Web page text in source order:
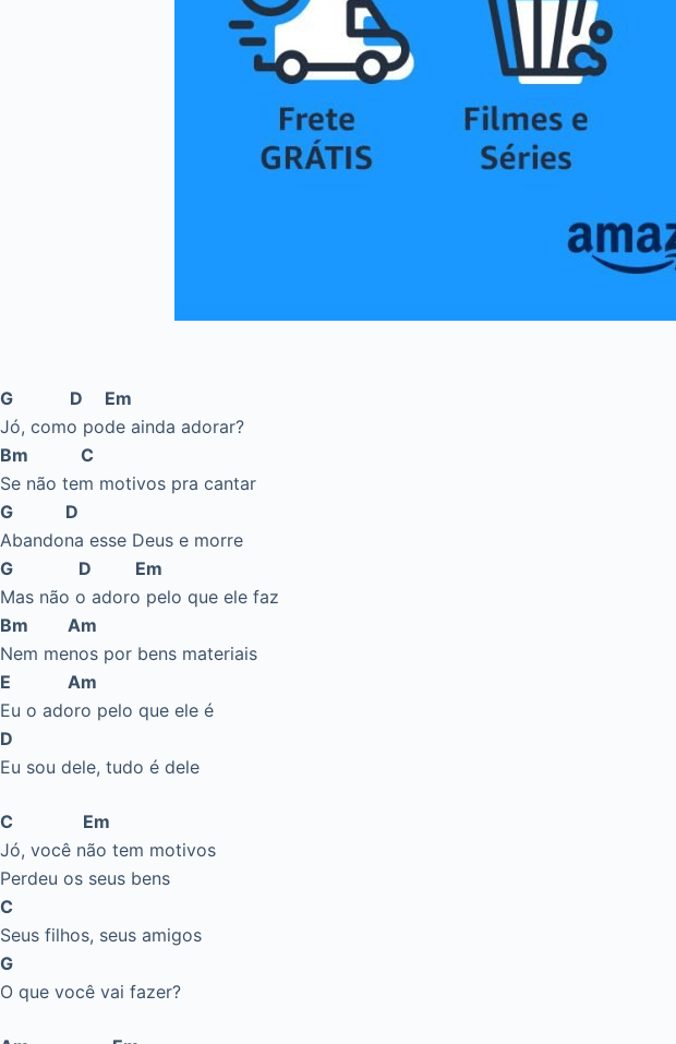
G D Em
Jó, como pode ainda adorar?
Bm C
Se não tem motivos pra cantar
G D
Abandona esse Deus e morre
G D Em
Mas não o adoro pelo que ele faz
Bm Am
Nem menos por bens materiais
E Am
Eu o adoro pelo que ele é
D
Eu sou dele, tudo é dele
C Em
Jó, você não tem motivos
Perdeu os seus bens
C
Seus filhos, seus amigos
G
O que você vai fazer?